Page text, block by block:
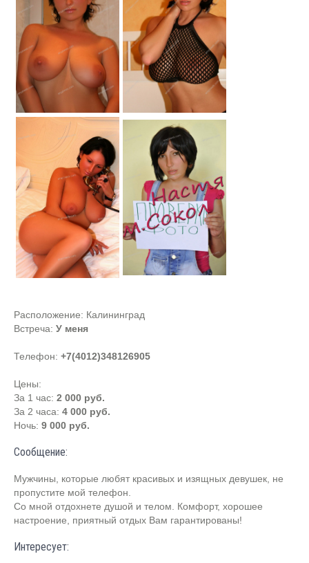
Расположение: Калининград
Встреча: У меня
Телефон: +7(4012)348126905
Цены:
За 1 час: 2 000 руб.
За 2 часа: 4 000 руб.
Ночь: 9 000 руб.
Сообщение:
Мужчины, которые любят красивых и изящных девушек, не
пропустите мой телефон.
Со мной отдохнете душой и телом. Комфорт, хорошее
настроение, приятный отдых Вам гарантированы!
Интересует: